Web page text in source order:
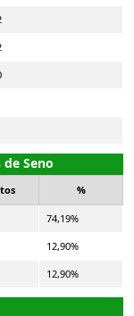
Seno
%
74,19%
12,90%
12,90%